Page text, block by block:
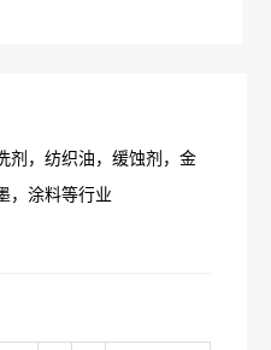
剂，纺织油，缓蚀剂，金
，涂料等行业